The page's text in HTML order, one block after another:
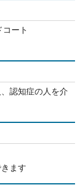
ート
認知症の人を介
ます